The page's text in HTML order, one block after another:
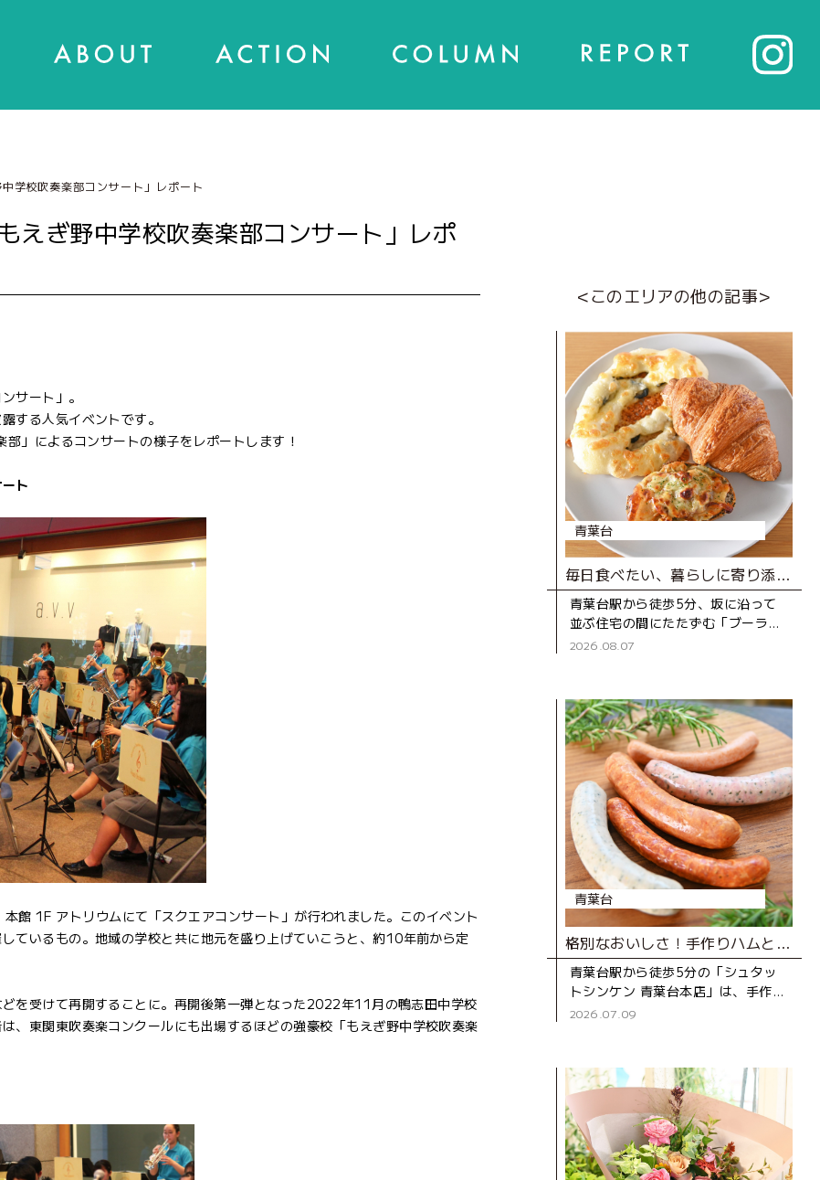
学校吹奏楽部コンサート」レポート
えぎ野中学校吹奏楽部コンサート」レポ
サート」。
する人気イベントです。
」によるコンサートの様子をレポートします！
ト
1F アトリウムにて「スクエアコンサート」が行われました。このイベント
ているもの。地域の学校と共に地元を盛り上げていこうと、約10年前から定
を受けて再開することに。再開後第一弾となった2022年11月の鴨志田中学校
、東関東吹奏楽コンクールにも出場するほどの強豪校「もえぎ野中学校吹奏楽
<このエリアの他の記事>
青葉台
毎日食べたい、暮らしに寄り添うベーカリー
青葉台駅から徒歩5分、坂に沿って
並ぶ住宅の間にたたずむ「ブーラン
ジェD316 CASA」は、2020年にオ
2026.08.07
青葉台
格別なおいしさ！手作りハムとソーセージ専門店
青葉台駅から徒歩5分の「シュタッ
トシンケン 青葉台本店」は、手作り
ハムとソーセージの専門店。創業39
2026.07.09